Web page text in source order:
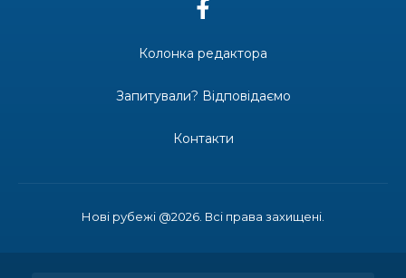
ДОЩІ СТРИМУЮТЬ ЖНИВА
громади мають регулярне
сполучення
Нові рубежі @2026. Всі права захищені.
Колонка редактора
Запитували? Відповідаємо
Контакти